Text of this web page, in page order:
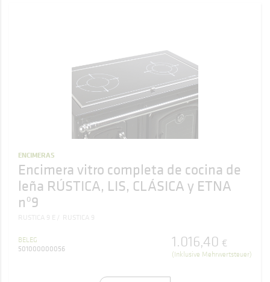
ENCIMERAS
Encimera vitro completa de cocina de
leña RÚSTICA, LIS, CLÁSICA y ETNA
nº9
RUSTICA 9 E RUSTICA 9
BELEG
501000000056
1.016,40 €
(Inklusive Mehrwertsteuer)